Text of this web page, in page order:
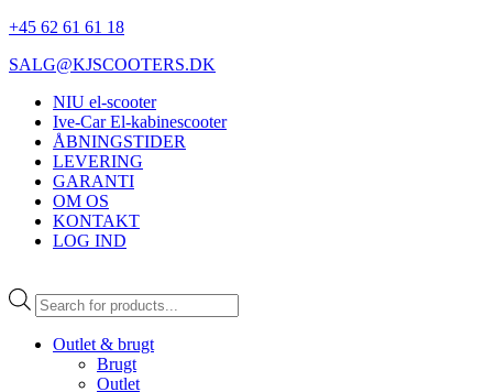
+45 62 61 61 18
SALG@KJSCOOTERS.DK
NIU el-scooter
Ive-Car El-kabinescooter
ÅBNINGSTIDER
LEVERING
GARANTI
OM OS
KONTAKT
LOG IND
Products
search
Outlet & brugt
Brugt
Outlet